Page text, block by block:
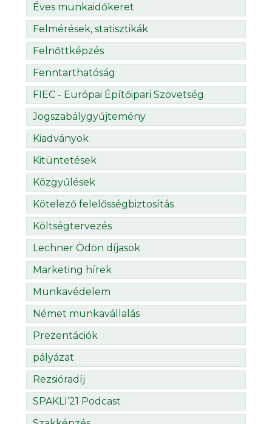
Éves munkaidőkeret
Felmérések, statisztikák
Felnőttképzés
Fenntarthatóság
FIEC - Európai Építőipari Szövetség
Jogszabálygyűjtemény
Kiadványok
Kitüntetések
Közgyűlések
Kötelező felelősségbiztosítás
Költségtervezés
Lechner Ödön díjasok
Marketing hírek
Munkavédelem
Német munkavállalás
Prezentációk
pályázat
Rezsióradíj
SPAKLI’21 Podcast